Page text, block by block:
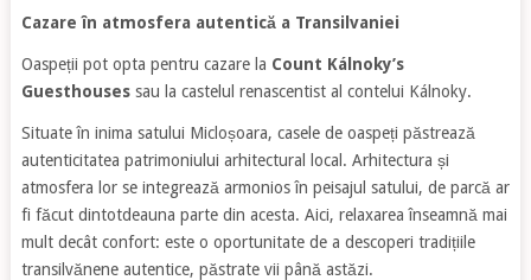
Cazare în atmosfera autentică a Transilvaniei
Oaspeții pot opta pentru cazare la Count Kálnoky’s
Guesthousessau la castelul renascentist al contelui Kálnoky.
Situate în inima satului Micloșoara, casele de oaspeți păstrează
autenticitatea patrimoniului arhitectural local. Arhitectura și
atmosfera lor se integrează armonios în peisajul satului, de parcă ar
fi făcut dintotdeauna parte din acesta. Aici, relaxarea înseamnă mai
mult decât confort: este o oportunitate de a descoperi tradițiile
transilvănene autentice, păstrate vii până astăzi.